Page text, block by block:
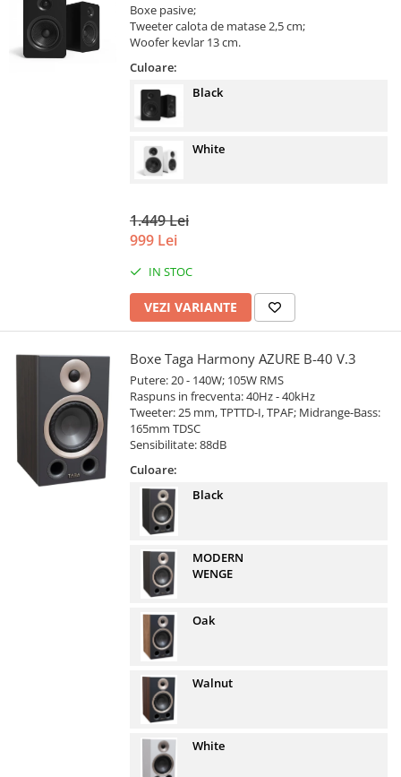
Boxe pasive;
Tweeter calota de matase 2,5 cm;
Woofer kevlar 13 cm.
Culoare:
Black
White
1.449 Lei
999 Lei
IN STOC
VEZI VARIANTE
Boxe Taga Harmony AZURE B-40 V.3
Putere: 20 - 140W; 105W RMS
Raspuns in frecventa: 40Hz - 40kHz
Tweeter: 25 mm, TPTTD-I, TPAF; Midrange-Bass:
165mm TDSC
Sensibilitate: 88dB
Culoare:
Black
MODERN
WENGE
Oak
Walnut
White